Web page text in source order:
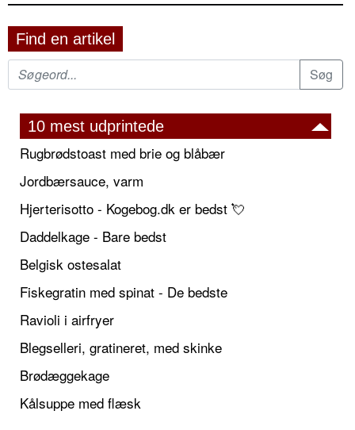
Find en artikel
10 mest udprintede
Rugbrødstoast med brie og blåbær
Jordbærsauce, varm
Hjerterisotto - Kogebog.dk er bedst 💘
Daddelkage - Bare bedst
Belgisk ostesalat
Fiskegratin med spinat - De bedste
Ravioli i airfryer
Blegselleri, gratineret, med skinke
Brødæggekage
Kålsuppe med flæsk